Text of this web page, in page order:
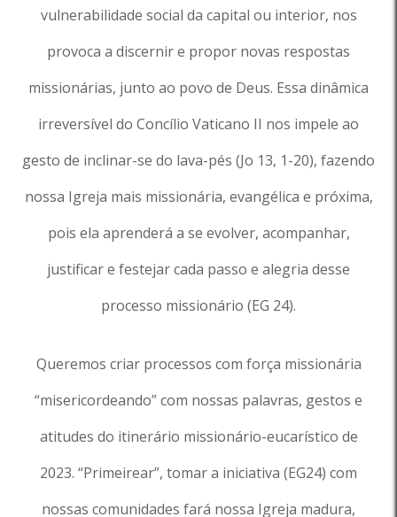
vulnerabilidade social da capital ou interior, nos
provoca a discernir e propor novas respostas
missionárias, junto ao povo de Deus. Essa dinâmica
irreversível do Concílio Vaticano II nos impele ao
gesto de inclinar-se do lava-pés (Jo 13, 1-20), fazendo
nossa Igreja mais missionária, evangélica e próxima,
pois ela aprenderá a se evolver, acompanhar,
justificar e festejar cada passo e alegria desse
processo missionário (EG 24).
Queremos criar processos com força missionária
“misericordeando” com nossas palavras, gestos e
atitudes do itinerário missionário-eucarístico de
2023. “Primeirear”, tomar a iniciativa (EG24) com
nossas comunidades fará nossa Igreja madura,